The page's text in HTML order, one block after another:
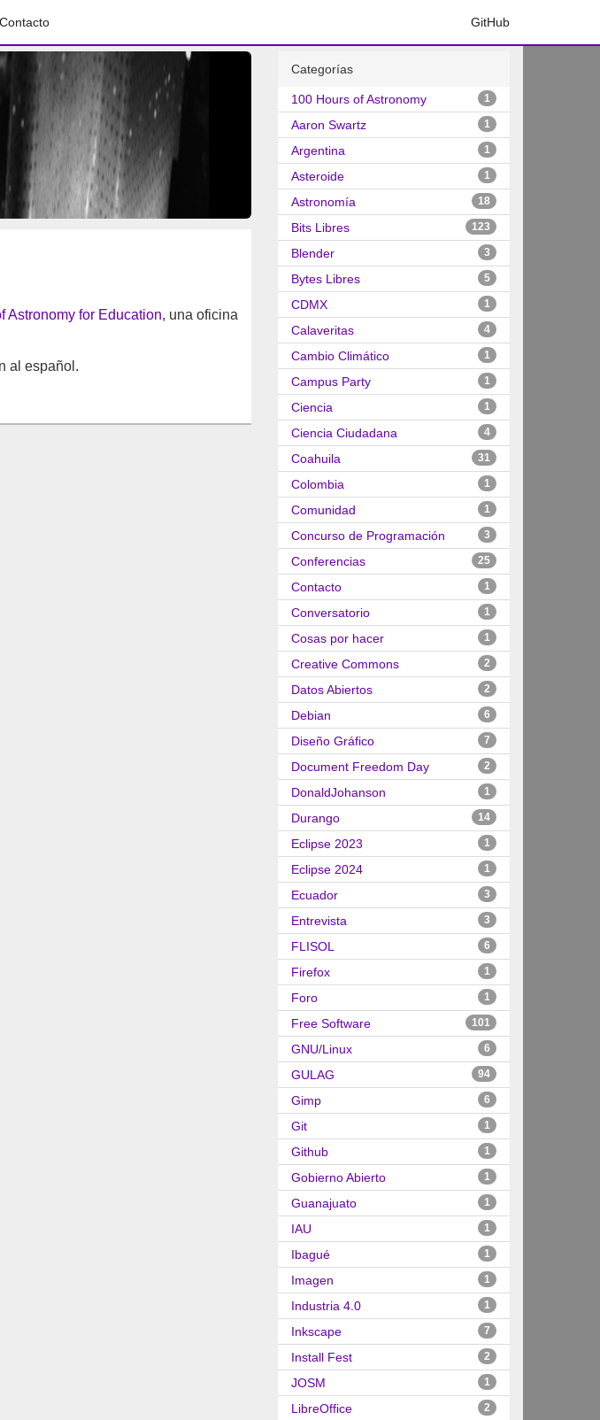
Contacto GitHub
Astronomy for Education, una oficina
al español.
Categorías
100 Hours of Astronomy 1
Aaron Swartz 1
Argentina 1
Asteroide 1
Astronomía 18
Bits Libres 123
Blender 3
Bytes Libres 5
CDMX 1
Calaveritas 4
Cambio Climático 1
Campus Party 1
Ciencia 1
Ciencia Ciudadana 4
Coahuila 31
Colombia 1
Comunidad 1
Concurso de Programación 3
Conferencias 25
Contacto 1
Conversatorio 1
Cosas por hacer 1
Creative Commons 2
Datos Abiertos 2
Debian 6
Diseño Gráfico 7
Document Freedom Day 2
DonaldJohanson 1
Durango 14
Eclipse 2023 1
Eclipse 2024 1
Ecuador 3
Entrevista 3
FLISOL 6
Firefox 1
Foro 1
Free Software 101
GNU/Linux 6
GULAG 94
Gimp 6
Git 1
Github 1
Gobierno Abierto 1
Guanajuato 1
IAU 1
Ibagué 1
Imagen 1
Industria 4.0 1
Inkscape 7
Install Fest 2
JOSM 1
LibreOffice 2